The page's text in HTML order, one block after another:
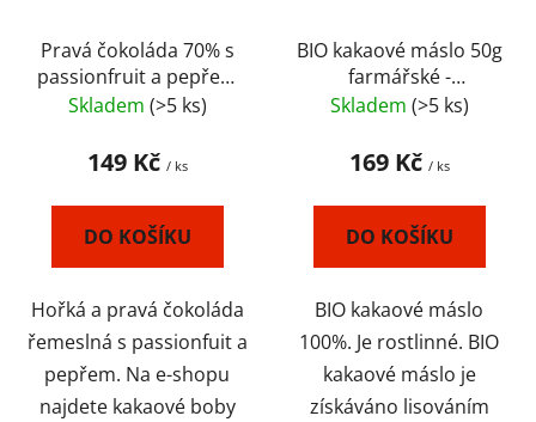
Pravá čokoláda 70% s
passionfruit a pepřem
- řemeslná od farmáře
Skladem (>5 ks)
149 Kč / ks
DO KOŠÍKU
Hořká a pravá čokoláda
řemeslná s passionfuit a
pepřem. Na e-shopu
najdete kakaové boby
BIO kakaové máslo 50g
farmářské -
neprůmyslové,
Skladem (>5 ks)
169 Kč / ks
DO KOŠÍKU
BIO kakaové máslo
100%. Je rostlinné. BIO
kakaové máslo je
získáváno lisováním